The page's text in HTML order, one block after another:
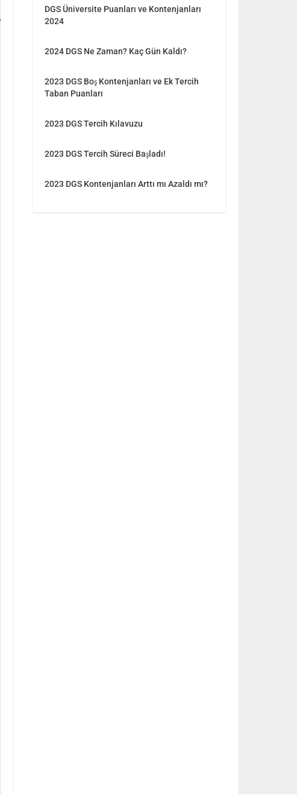
DGS Üniversite Puanları ve Kontenjanları
2024
2024 DGS Ne Zaman? Kaç Gün Kaldı?
2023 DGS Boş Kontenjanları ve Ek Tercih
Taban Puanları
2023 DGS Tercih Kılavuzu
2023 DGS Tercih Süreci Başladı!
2023 DGS Kontenjanları Arttı mı Azaldı mı?